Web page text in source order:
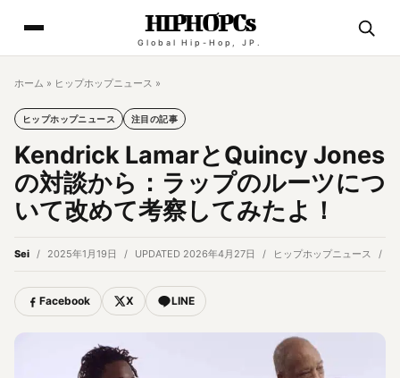
HIPHOPCs
Global Hip-Hop, JP.
ホーム » ヒップホップニュース »
ヒップホップニュース 注目の記事
Kendrick LamarとQuincy Jones
の対談から：ラップのルーツにつ
いて改めて考察してみたよ！
Sei 2025年1月19日 UPDATED 2026年4月27日 ヒップホップニュース
Facebook X LINE